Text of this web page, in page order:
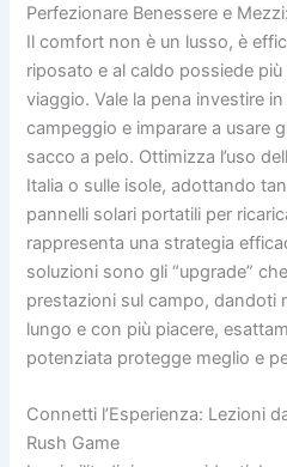
Perfezionare Benessere e
Il comfort non è un lusso, è
riposato e al caldo possiede
viaggio. Vale la pena investire
campeggio e imparare a usare
sacco a pelo. Ottimizza l’uso
Italia o sulle isole, adottando
pannelli solari portatili per
rappresenta una strategia
soluzioni sono gli “upgrade”
prestazioni sul campo, dandoti
lungo e con più piacere,
potenziata protegge meglio e
Connetti l’Esperienza: Lezioni
Rush Game